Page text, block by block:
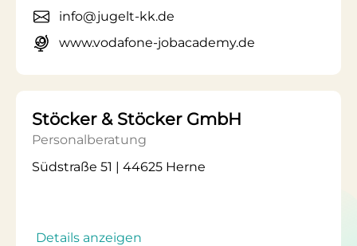
info@jugelt-kk.de
www.vodafone-jobacademy.de
Stöcker & Stöcker GmbH
Personalberatung
Südstraße 51 | 44625 Herne
Details anzeigen